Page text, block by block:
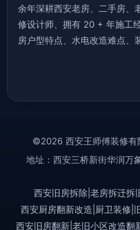
余年深耕西安老房、二手房、
修设计师、拥有 20 + 年施工
房户型特点、水电改造难点、
©2026 西安王师傅装修有
地址：西安三桥新街华润
西安旧房拆除|老房拆迁
西安厨房翻新改造|厨卫装修|
西安旧房翻新|老旧小区改造